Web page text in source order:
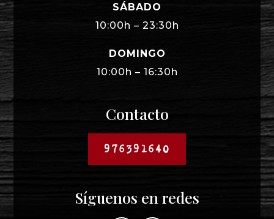
SÁBADO
10:00h – 23:30h
DOMINGO
10:00h – 16:30h
Contacto
976391640
Síguenos en redes